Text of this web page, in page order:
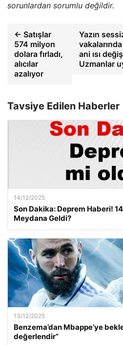
sorunlardan sorumlu değildir.
← Satışlar
574 milyon
dolara fırladı,
alıcılar
azalıyor
Yazın
ani ısı
Uzmanlar
Tavsiye Edilen Haberler
14/12/2025
Son Dakika: Deprem Haberi!
Meydana Geldi?
13/12/2025
Benzema’dan Mbappe’ye
değerlendir”